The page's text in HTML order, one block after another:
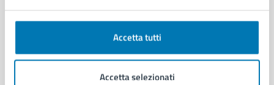
Accetta tutti
Accetta selezionati
Aree amministrative
Uffici